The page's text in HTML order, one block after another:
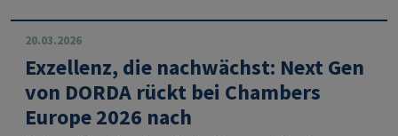
20.03.2026
Exzellenz, die nachwächst: Next Gen
von DORDA rückt bei Chambers
Europe 2026 nach